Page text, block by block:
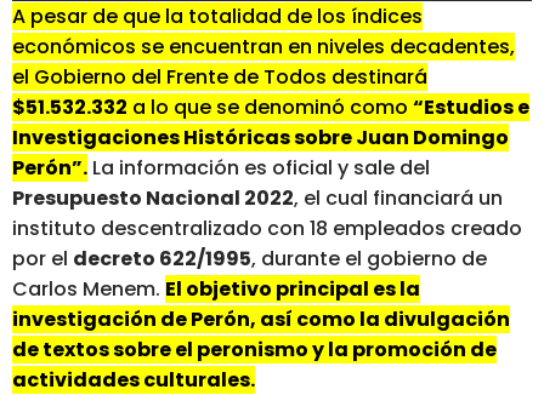
A pesar de que la totalidad de los índices
económicos se encuentran en niveles decadentes,
el Gobierno del Frente de Todos destinará
$51.532.332 a lo que se denominó como “Estudios e
Investigaciones Históricas sobre Juan Domingo
Perón”. La información es oficial y sale del
Presupuesto Nacional 2022, el cual financiará un
instituto descentralizado con 18 empleados creado
por el decreto 622/1995, durante el gobierno de
Carlos Menem. El objetivo principal es la
investigación de Perón, así como la divulgación
de textos sobre el peronismo y la promoción de
actividades culturales.